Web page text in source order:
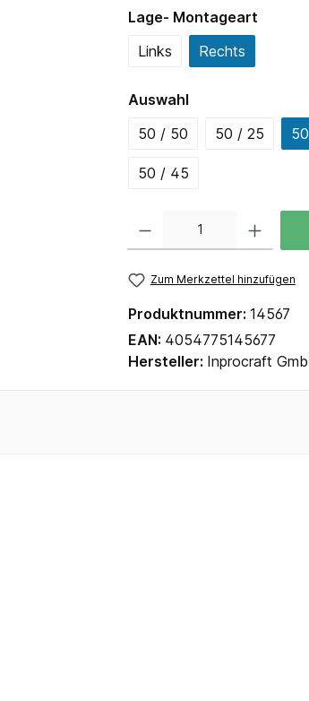
Lage- Montageart
Links
Rechts
Auswahl
50 / 50
50 / 25
50 / 45
Zum Merkzettel hinzufügen
Produktnummer: 14567
EAN: 4054775145677
Hersteller: Inprocraft